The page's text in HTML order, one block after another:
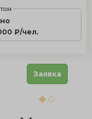
₽/чел.
Заявка